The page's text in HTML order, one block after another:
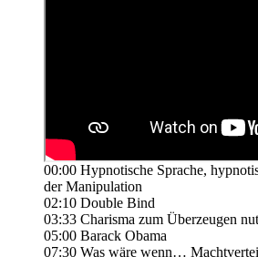
00:00 Hypnotische Sprache,
der Manipulation
02:10 Double Bind
03:33 Charisma zum Überzeugen
05:00 Barack Obama
07:30 Was wäre wenn…